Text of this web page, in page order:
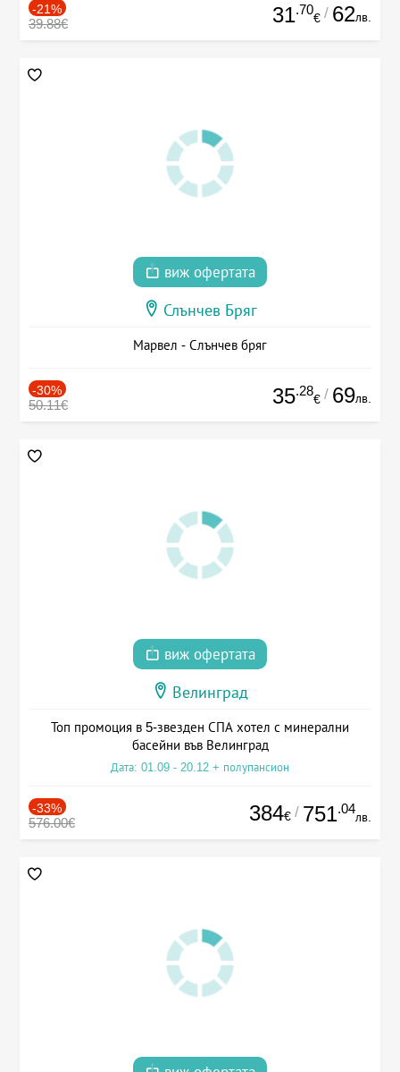
-21%
39.88€ 31.70
€ / 62лв.
виж офертата
Слънчев Бряг
Марвел - Слънчев бряг
-30%
50.11€ 35.28
€ / 69лв.
виж офертата
Велинград
Топ промоция в 5-звезден СПА хотел с минерални
басейни във Велинград
Дата: 01.09 - 20.12 + полупансион
-33%
576.00€ 384€ / 751.04
лв.